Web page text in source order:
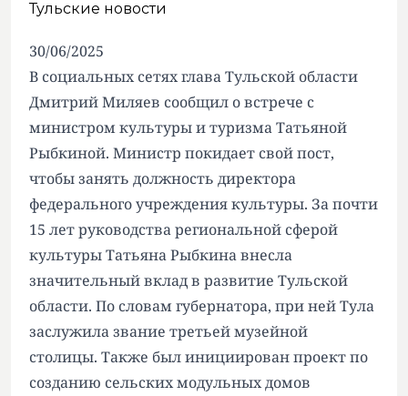
Тульские новости
30/06/2025
В социальных сетях глава Тульской области
Дмитрий Миляев сообщил о встрече с
министром культуры и туризма Татьяной
Рыбкиной. Министр покидает свой пост,
чтобы занять должность директора
федерального учреждения культуры. За почти
15 лет руководства региональной сферой
культуры Татьяна Рыбкина внесла
значительный вклад в развитие Тульской
области. По словам губернатора, при ней Тула
заслужила звание третьей музейной
столицы. Также был инициирован проект по
созданию сельских модульных домов